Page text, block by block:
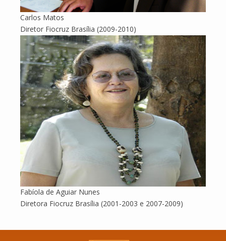
Carlos Matos
Diretor Fiocruz Brasília (2009-2010)
Fabíola de Aguiar Nunes
Diretora Fiocruz Brasília (2001-2003 e 2007-2009)